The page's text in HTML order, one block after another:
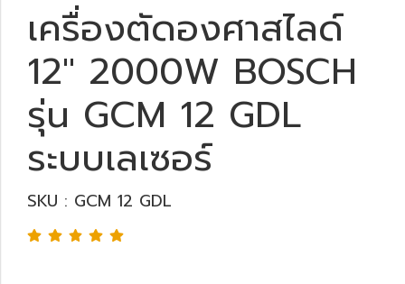
เครื่องตัดองศาสไลด์
12" 2000W BOSCH
รุ่น GCM 12 GDL
ระบบเลเซอร์
SKU : GCM 12 GDL